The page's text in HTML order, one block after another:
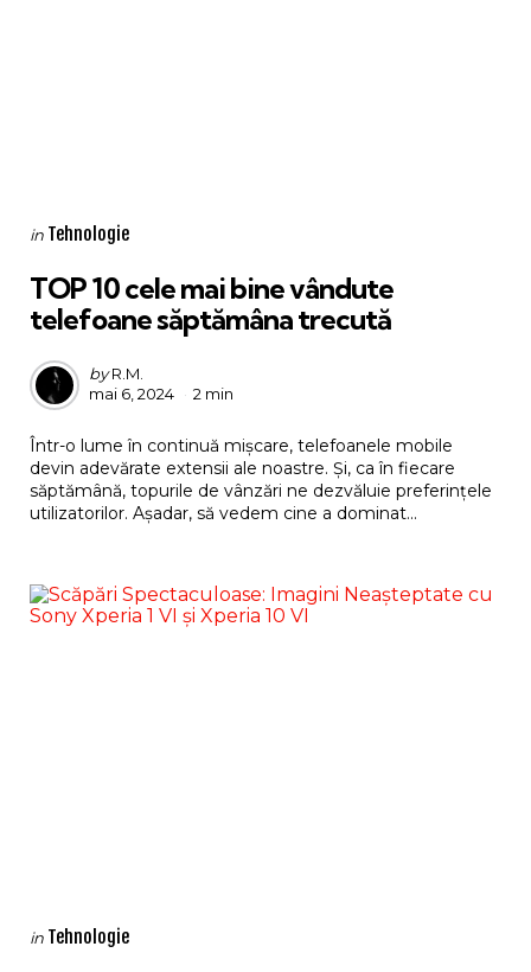
Categories
Posted
in Tehnologie
TOP 10 cele mai bine vândute
telefoane săptămâna trecută
Posted
by
by R.M.
mai 6, 2024
2 min
Într-o lume în continuă mișcare, telefoanele mobile
devin adevărate extensii ale noastre. Și, ca în fiecare
săptămână, topurile de vânzări ne dezvăluie preferințele
utilizatorilor. Așadar, să vedem cine a dominat...
Categories
Posted
in Tehnologie